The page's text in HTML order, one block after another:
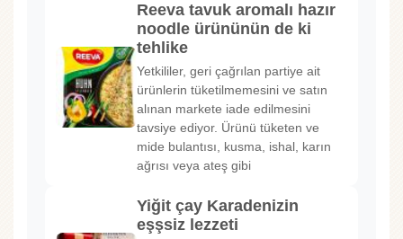
Reeva tavuk aromalı hazır
noodle ürününün de ki
tehlike
Yetkililer, geri çağrılan partiye ait
ürünlerin tüketilmemesini ve satın
alınan markete iade edilmesini
tavsiye ediyor. Ürünü tüketen ve
mide bulantısı, kusma, ishal, karın
ağrısı veya ateş gibi
Yiğit çay Karadenizin
eşşsiz lezzeti